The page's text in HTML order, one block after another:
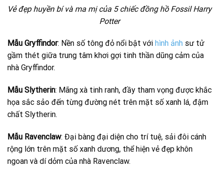
Vẻ đẹp huyền bí và ma mị của 5 chiếc đồng hồ Fossil Harry
Potter
Mẫu Gryffindor: Nền số tông đỏ nổi bật với hình ảnh sư tử
gầm thét giữa trung tâm khơi gợi tinh thần dũng cảm của
nhà Gryffindor.
Mẫu Slytherin: Mãng xà tinh ranh, đầy tham vọng được khắc
họa sắc sảo đến từng đường nét trên mặt số xanh lá, đậm
chất Slytherin.
Mẫu Ravenclaw: Đại bàng đại diện cho trí tuệ, sải đôi cánh
rộng lớn trên mặt số xanh dương, thể hiện vẻ đẹp khôn
ngoan và dí dỏm của nhà Ravenclaw.